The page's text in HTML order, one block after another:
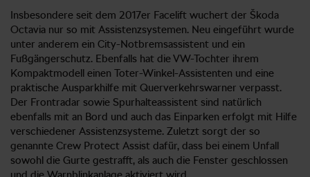
Insbesondere seit dem 2017er Facelift wuchert der Škoda
Octavia nur so mit Assistenzsystemen. Neu eingeführt wurde
unter anderem ein City-Notbremsassistent und ein
Fußgängerschutz. Ebenfalls hat die VW-Tochter ihrem
Kompaktmodell einen Toter-Winkel-Assistenten und eine
praktische Ausparkhilfe mit Querverkehrswarner verpasst.
Der Frontradar sowie Spurhalteassistent sind natürlich
ebenfalls mit an Bord und auch das Einparken erfolgt mit Hilfe
verschiedener Assistenzsysteme. Zuletzt sorgt der so
genannte Crew Protect Assist dafür, dass bei einem Unfall
sowohl die Gurte gestrafft, als auch die Fenster geschlossen